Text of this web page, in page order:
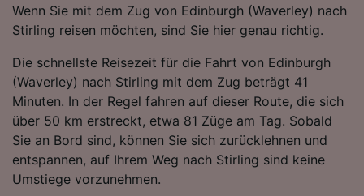
Wenn Sie mit dem Zug von Edinburgh (Waverley) nach
Stirling reisen möchten, sind Sie hier genau richtig.
Die schnellste Reisezeit für die Fahrt von Edinburgh
(Waverley) nach Stirling mit dem Zug beträgt 41
Minuten. In der Regel fahren auf dieser Route, die sich
über 50 km erstreckt, etwa 81 Züge am Tag. Sobald
Sie an Bord sind, können Sie sich zurücklehnen und
entspannen, auf Ihrem Weg nach Stirling sind keine
Umstiege vorzunehmen.